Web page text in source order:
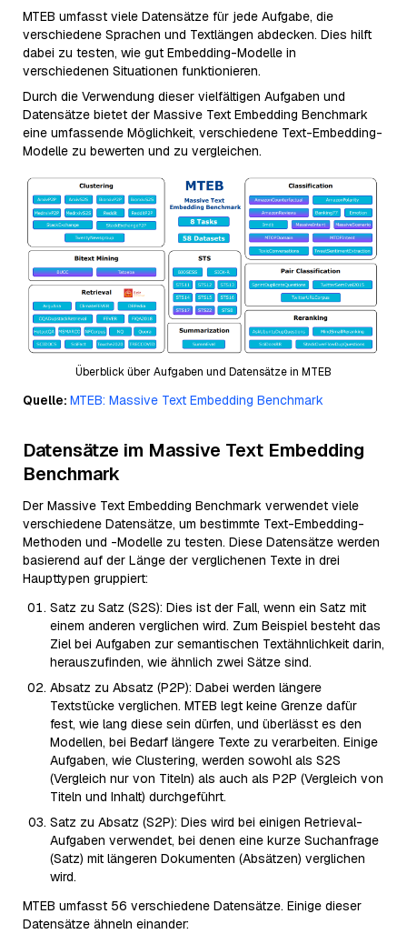
MTEB umfasst viele Datensätze für jede Aufgabe, die
verschiedene Sprachen und Textlängen abdecken. Dies hilft
dabei zu testen, wie gut Embedding-Modelle in
verschiedenen Situationen funktionieren.
Durch die Verwendung dieser vielfältigen Aufgaben und
Datensätze bietet der Massive Text Embedding Benchmark
eine umfassende Möglichkeit, verschiedene Text-Embedding-
Modelle zu bewerten und zu vergleichen.
Überblick über Aufgaben und Datensätze in MTEB
Quelle: MTEB: Massive Text Embedding Benchmark
Datensätze im Massive Text Embedding
Benchmark
Der Massive Text Embedding Benchmark verwendet viele
verschiedene Datensätze, um bestimmte Text-Embedding-
Methoden und -Modelle zu testen. Diese Datensätze werden
basierend auf der Länge der verglichenen Texte in drei
Haupttypen gruppiert:
Satz zu Satz (S2S): Dies ist der Fall, wenn ein Satz mit
einem anderen verglichen wird. Zum Beispiel besteht das
Ziel bei Aufgaben zur semantischen Textähnlichkeit darin,
herauszufinden, wie ähnlich zwei Sätze sind.
Absatz zu Absatz (P2P): Dabei werden längere
Textstücke verglichen. MTEB legt keine Grenze dafür
fest, wie lang diese sein dürfen, und überlässt es den
Modellen, bei Bedarf längere Texte zu verarbeiten. Einige
Aufgaben, wie Clustering, werden sowohl als S2S
(Vergleich nur von Titeln) als auch als P2P (Vergleich von
Titeln und Inhalt) durchgeführt.
Satz zu Absatz (S2P): Dies wird bei einigen Retrieval-
Aufgaben verwendet, bei denen eine kurze Suchanfrage
(Satz) mit längeren Dokumenten (Absätzen) verglichen
wird.
MTEB umfasst 56 verschiedene Datensätze. Einige dieser
Datensätze ähneln einander: